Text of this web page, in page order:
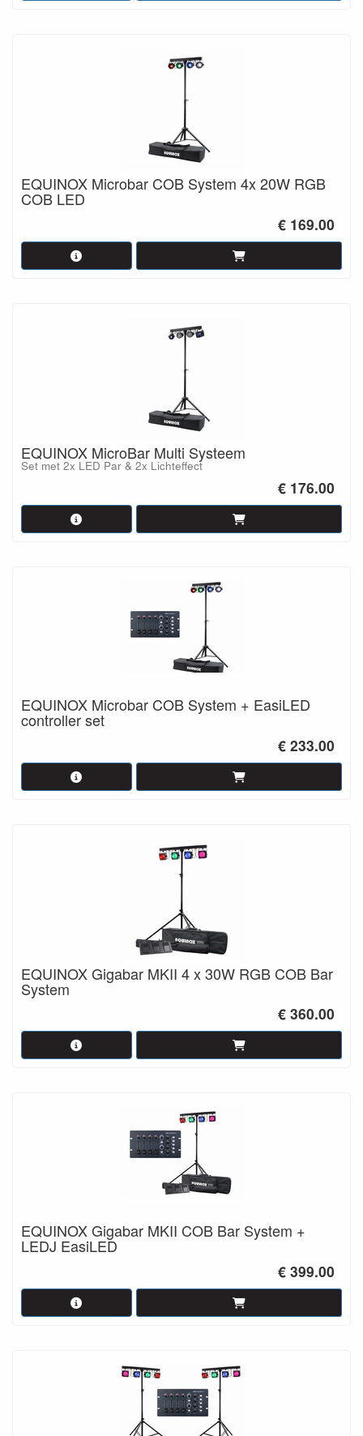
EQUINOX Microbar COB System 4x 20W RGB
COB LED
€ 169.00
EQUINOX MicroBar Multi Systeem
Set met 2x LED Par & 2x Lichteffect
€ 176.00
EQUINOX Microbar COB System + EasiLED
controller set
€ 233.00
EQUINOX Gigabar MKII 4 x 30W RGB COB Bar
System
€ 360.00
EQUINOX Gigabar MKII COB Bar System +
LEDJ EasiLED
€ 399.00